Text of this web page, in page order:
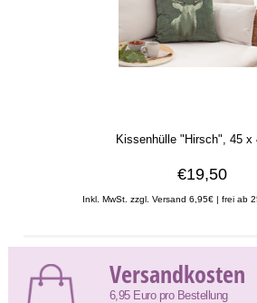
Kissenhülle "Hirsch", 45 x
€19,50
Inkl. MwSt. zzgl. Versand 6,95€ | frei ab
Versandkosten
6,95 Euro pro Bestellung